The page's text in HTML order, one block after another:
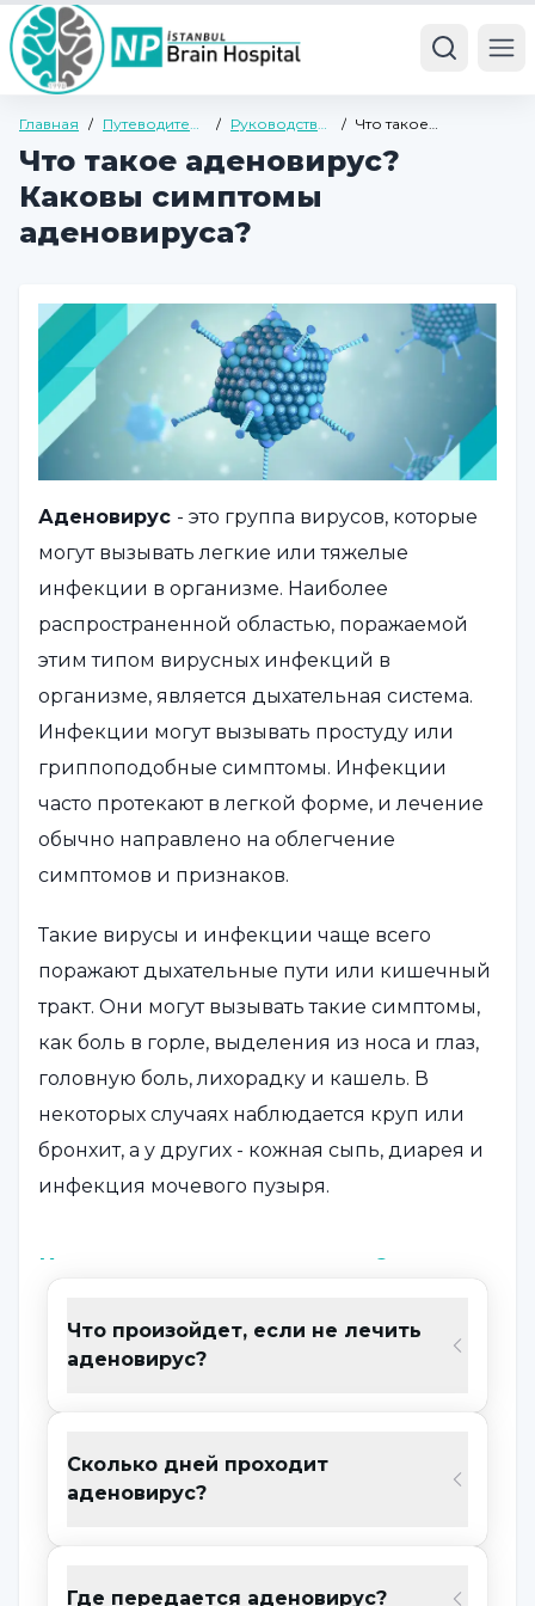
Главная / Путеводитель
/ Руководство
здоровью
/ Что такое
симптомы
аденовируса?
Что такое аденовирус?
Каковы симптомы
аденовируса?
Аденовирус - это группа вирусов, которые
могут вызывать легкие или тяжелые
инфекции в организме. Наиболее
распространенной областью, поражаемой
этим типом вирусных инфекций в
организме, является дыхательная система.
Инфекции могут вызывать простуду или
гриппоподобные симптомы. Инфекции
часто протекают в легкой форме, и лечение
обычно направлено на облегчение
симптомов и признаков.
Такие вирусы и инфекции чаще всего
поражают дыхательные пути или кишечный
тракт. Они могут вызывать такие симптомы,
как боль в горле, выделения из носа и глаз,
головную боль, лихорадку и кашель. В
некоторых случаях наблюдается круп или
бронхит, а у других - кожная сыпь, диарея и
инфекция мочевого пузыря.
Как передается аденовирус?
Аденовирусная инфекцияможет
передаваться различными путями.
- немытье рук после контакта с
инфицированным человеком, контакт с
ротовой полостью и областью глаз.
Общеизвестные пути передачи следующие:
Контакт с инфицированным человеком
Что произойдет, если не лечить
аденовирус?
Сколько дней проходит
аденовирус?
Где передается аденовирус?